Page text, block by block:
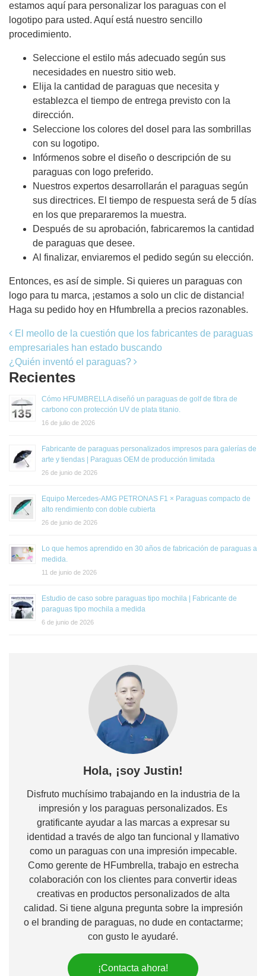
estamos aquí para personalizar los paraguas con el
logotipo para usted. Aquí está nuestro sencillo
procedimiento.
Seleccione el estilo más adecuado según sus
necesidades en nuestro sitio web.
Elija la cantidad de paraguas que necesita y
establezca el tiempo de entrega previsto con la
dirección.
Seleccione los colores del dosel para las sombrillas
con su logotipo.
Infórmenos sobre el diseño o descripción de su
paraguas con logo preferido.
Nuestros expertos desarrollarán el paraguas según
sus directrices. El tiempo de respuesta será de 5 días
en los que prepararemos la muestra.
Después de su aprobación, fabricaremos la cantidad
de paraguas que desee.
Al finalizar, enviaremos el pedido según su elección.
Entonces, es así de simple. Si quieres un paraguas con
logo para tu marca, ¡estamos a solo un clic de distancia!
Haga su pedido hoy en Hfumbrella a precios razonables.
mensaje de navegación
El meollo de la cuestión que los fabricantes de paraguas
empresariales han estado buscando
¿Quién inventó el paraguas?
Recientes
Cómo HFUMBRELLA diseñó un paraguas de golf de fibra de
carbono con protección UV de plata titanio.
16 de julio de 2026
Fabricante de paraguas personalizados impresos para galerías de
arte y tiendas | Paraguas OEM de producción limitada
26 de junio de 2026
Equipo Mercedes-AMG PETRONAS F1 × Paraguas compacto de
alto rendimiento con doble cubierta
26 de junio de 2026
Lo que hemos aprendido en 30 años de fabricación de paraguas a
medida.
11 de junio de 2026
Estudio de caso sobre paraguas tipo mochila | Fabricante de
paraguas tipo mochila a medida
6 de junio de 2026
Hola, ¡soy Justin!
Disfruto muchísimo trabajando en la industria de la
impresión y los paraguas personalizados. Es
gratificante ayudar a las marcas a expresar su
identidad a través de algo tan funcional y llamativo
como un paraguas con una impresión impecable.
Como gerente de HFumbrella, trabajo en estrecha
colaboración con los clientes para convertir ideas
creativas en productos personalizados de alta
calidad. Si tiene alguna pregunta sobre la impresión
o el branding de paraguas, no dude en contactarme;
con gusto le ayudaré.
¡Contacta ahora!